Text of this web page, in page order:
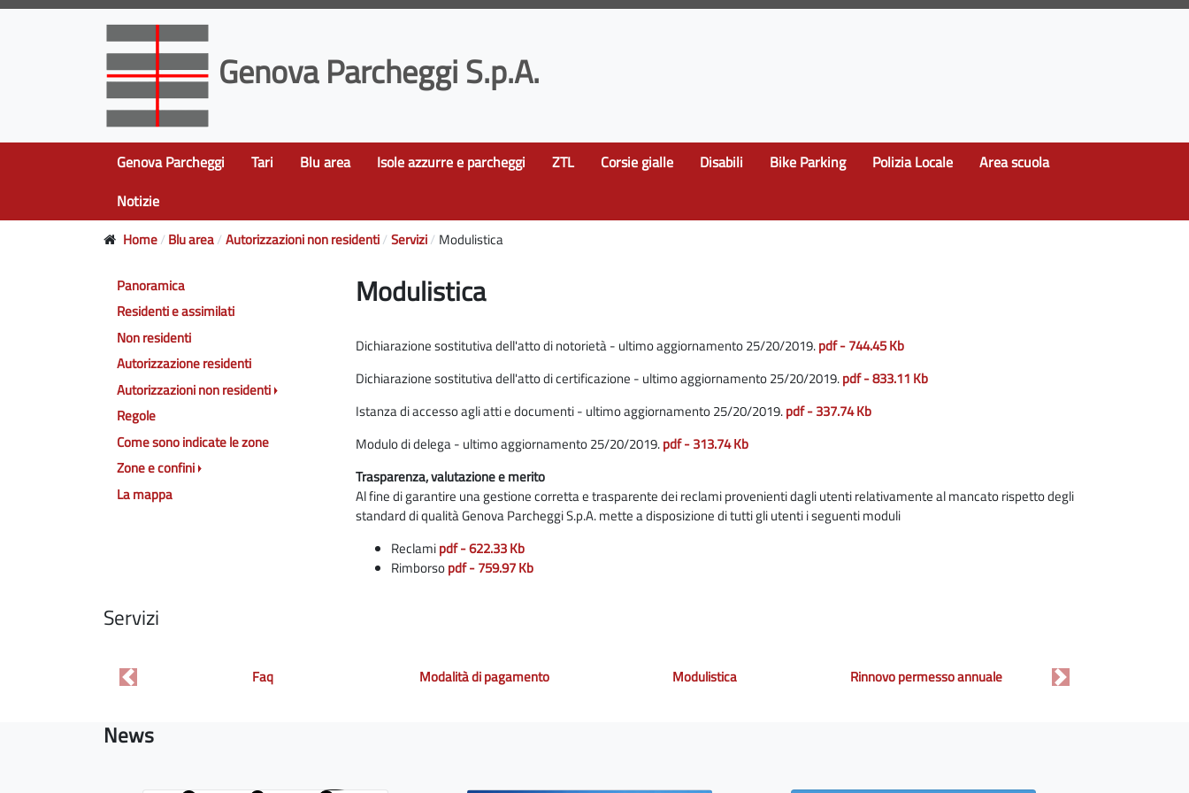
Genova Parcheggi S.p.A.
Genova Parcheggi Tari Blu area Isole azzurre e parcheggi ZTL Corsie gialle Disabili Bike Parking Polizia Locale
Area scuola
Notizie
Home Blu area Autorizzazioni non residenti Servizi Modulistica
Modulistica
Dichiarazione sostitutiva dell'atto di notorietà - ultimo aggiornamento 25/20/2019.pdf - 744.45 Kb
Dichiarazione sostitutiva dell'atto di certificazione - ultimo aggiornamento 25/20/2019.pdf - 833.11 Kb
Istanza di accesso agli atti e documenti - ultimo aggiornamento 25/20/2019.pdf - 337.74 Kb
Modulo di delega - ultimo aggiornamento 25/20/2019.pdf - 313.74 Kb
Trasparenza, valutazione e merito
Al fine di garantire una gestione corretta e trasparente dei reclami provenienti dagli utenti relativamente al mancato rispetto degli
standard di qualità Genova Parcheggi S.p.A. mette a disposizione di tutti gli utenti i seguenti moduli
Reclamipdf - 622.33 Kb
Rimborsopdf - 759.97 Kb
Panoramica
Residenti e assimilati
Non residenti
Autorizzazione residenti
Autorizzazioni non residenti
Regole
Come sono indicate le zone
Zone e confini
La mappa
Servizi
Faq Modalità di pagamento Modulistica Rinnovo permesso annuale
Previous Next
News